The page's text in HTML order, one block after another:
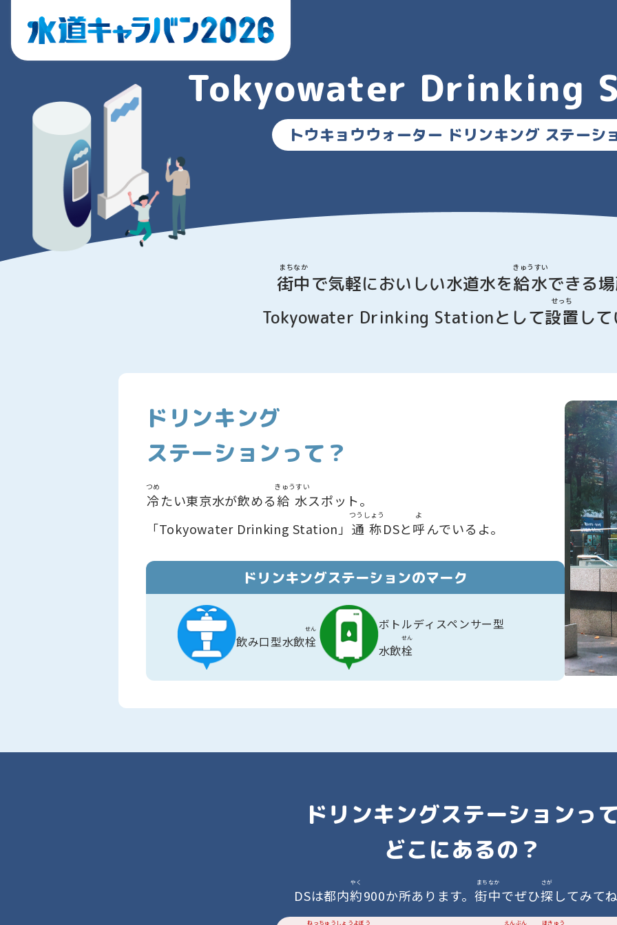
Tokyowater Drinking
トウキョウウォーター ドリンキング ステーシ
街中
まちなか
で気軽においしい水道水を給水
きゅうすい
できる
Tokyowater Drinking Stationとして設置
せっち
し
ドリンキング
ステーションって？
冷
つめ
たい東京水が飲める給水
きゅうすい
スポット。
「Tokyowater Drinking Station」 通称
つうしょう
DSと呼
よ
んでいるよ。
ドリンキングステーションのマーク
飲み口型水飲栓
せん
ボトルディスペンサー型
水飲栓
せん
ドリンキングステーションっ
どこにあるの？
DSは都内約
やく
900か所あります。 街中
まちなか
でぜひ探
さが
してみて
ねっちゅうしょうよぼう えんぶん ほきゅう